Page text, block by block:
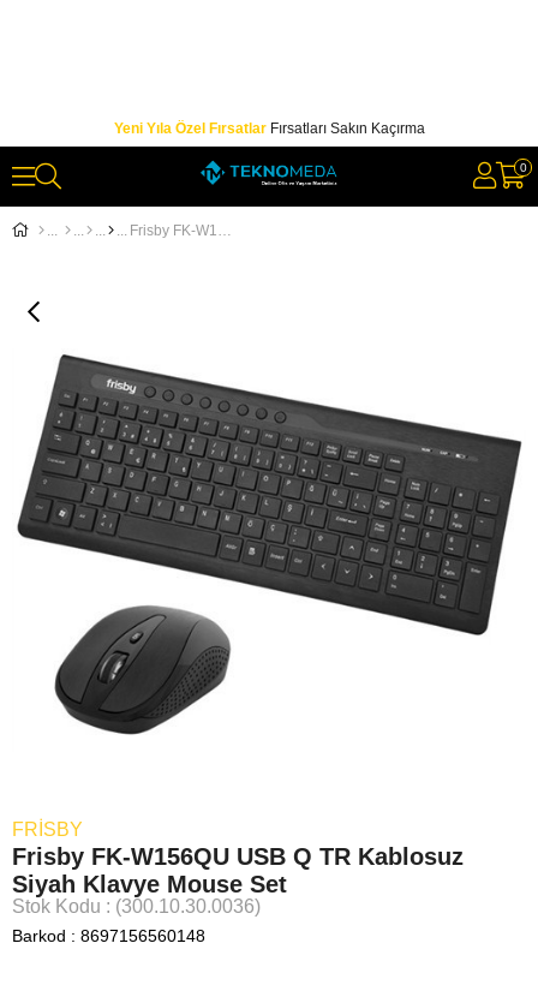
Yeni Yıla Özel FırsatlarFırsatları Sakın Kaçırma
0
Frisby FK-W156QU USB Q TR Kablosuz Siyah Klavye Mouse Set
FRISBY
Frisby FK-W156QU USB Q TR Kablosuz
Siyah Klavye Mouse Set
Stok Kodu (300.10.30.0036)
Barkod : 8697156560148